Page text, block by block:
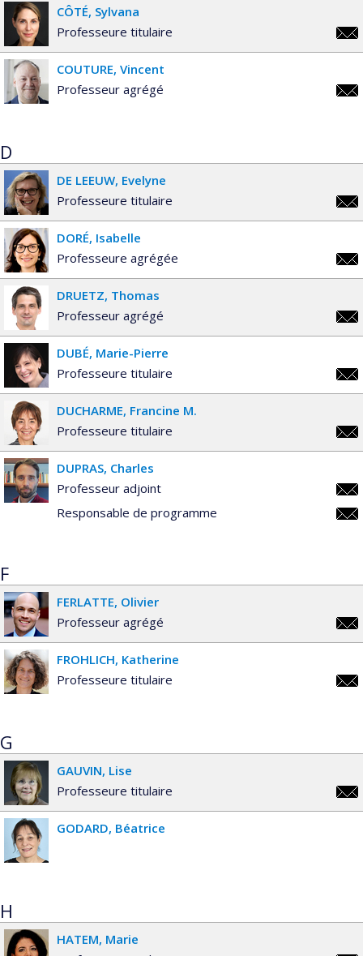
CÔTÉ Sylvana
Professeure titulaire
COUTURE Vincent
Professeur agrégé
D
DE LEEUW Evelyne
Professeure titulaire
DORÉ Isabelle
Professeure agrégée
DRUETZ Thomas
Professeur agrégé
DUBÉ Marie-Pierre
Professeure titulaire
DUCHARME Francine M.
Professeure titulaire
DUPRAS Charles
Professeur adjoint
Responsable de programme
F
FERLATTE Olivier
Professeur agrégé
FROHLICH Katherine
Professeure titulaire
G
GAUVIN Lise
Professeure titulaire
GODARD Béatrice
H
HATEM Marie